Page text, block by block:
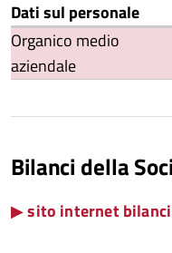
Dati sul personale
Organico medio
aziendale
Bilanci della
▶sito internet bilanci